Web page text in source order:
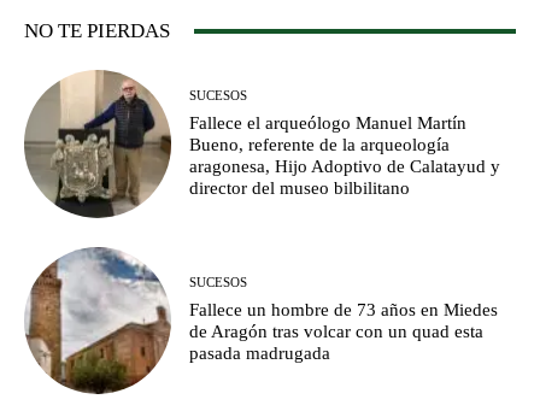
NO TE PIERDAS
SUCESOS
Fallece el arqueólogo Manuel Martín
Bueno, referente de la arqueología
aragonesa, Hijo Adoptivo de Calatayud y
director del museo bilbilitano
SUCESOS
Fallece un hombre de 73 años en Miedes
de Aragón tras volcar con un quad esta
pasada madrugada